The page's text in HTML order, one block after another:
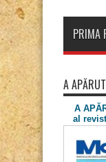
PRIMA
A
A
al